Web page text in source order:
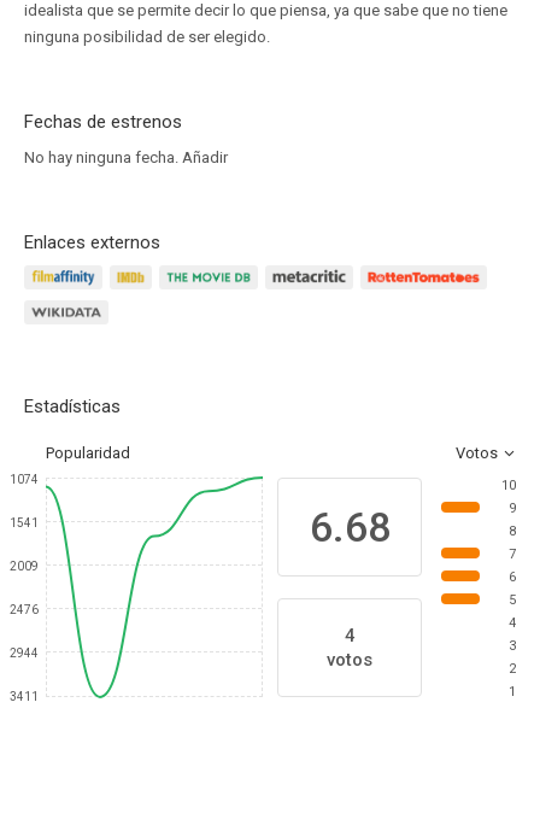
idealista que se permite decir lo que piensa, ya que sabe que no tiene
ninguna posibilidad de ser elegido.
Fechas de estrenos
No hay ninguna fecha. Añadir
Enlaces externos
Estadísticas
Popularidad Votos
1074
1541
2009
2476
2944
3411
6.68
4
votos
10
9
8
7
6
5
4
3
2
1